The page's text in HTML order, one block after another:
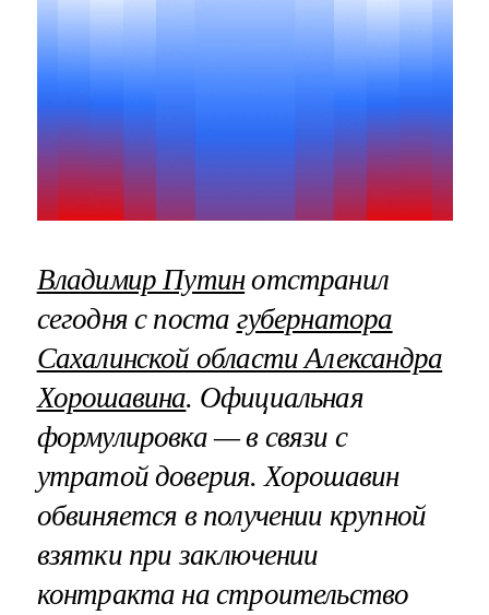
Владимир Путинотстранил
сегодня с поста губернатора
Сахалинской области Александра
Хорошавина. Официальная
формулировка — в связи с
утратой доверия. Хорошавин
обвиняется в получении крупной
взятки при заключении
контракта на строительство